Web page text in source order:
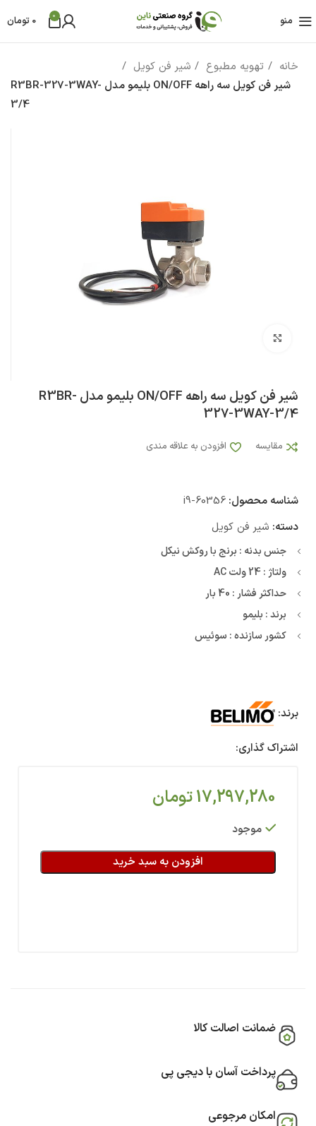
منو 0
0 تومان
خانه تهویه مطبوع
شیر فن کویل
شیر فن کویل سه راهه ON/OFF بلیمو مدل R3BR-327-3WAY-
3/4
شیر فن کویل سه راهه ON/OFF بلیمو مدل R3BR-
327-3WAY-3/4
مقایسه افزودن به علاقه مندی
شناسه محصول: i9-60356
دسته: شیر فن کویل
جنس بدنه : برنج با روکش نیکل
ولتاژ : 24
ولتAC
حداکثر فشار : 40 بار
برند : بلیمو
کشور سازنده : سوئیس
برند:
اشتراک گذاری:
17,297,280تومان
موجود
افزودن به سبد خرید
ضمانت اصالت کالا
پرداخت آسان با دیجی پی
امکان مرجوعی